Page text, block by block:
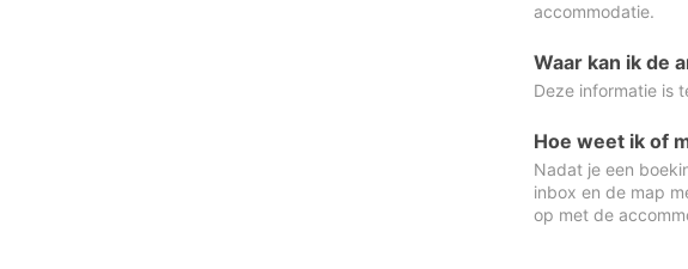
accommodatie.
Waar kan ik de
Deze informatie is
Hoe weet ik of
Nadat je een
inbox en de map
op met de